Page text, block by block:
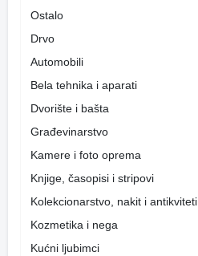
Ostalo
Drvo
Automobili
Bela tehnika i aparati
Dvorište i bašta
Građevinarstvo
Kamere i foto oprema
Knjige, časopisi i stripovi
Kolekcionarstvo, nakit i antikviteti
Kozmetika i nega
Kućni ljubimci